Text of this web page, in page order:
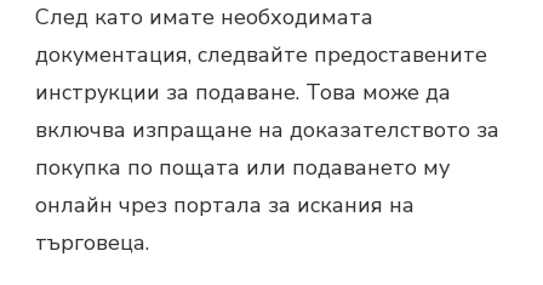
След като имате необходимата
документация, следвайте предоставените
инструкции за подаване. Това може да
включва изпращане на доказателството за
покупка по пощата или подаването му
онлайн чрез портала за искания на
търговеца.